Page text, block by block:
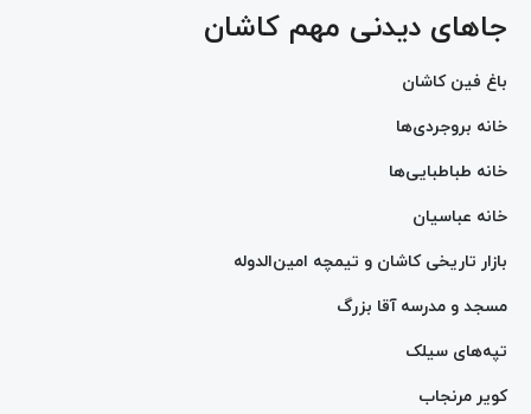
جاهای دیدنی مهم کاشان
باغ فین کاشان
خانه بروجردی‌ها
خانه طباطبایی‌ها
خانه عباسیان
بازار تاریخی کاشان و تیمچه امین‌الدوله
مسجد و مدرسه آقا بزرگ
تپه‌های سیلک
کویر مرنجاب